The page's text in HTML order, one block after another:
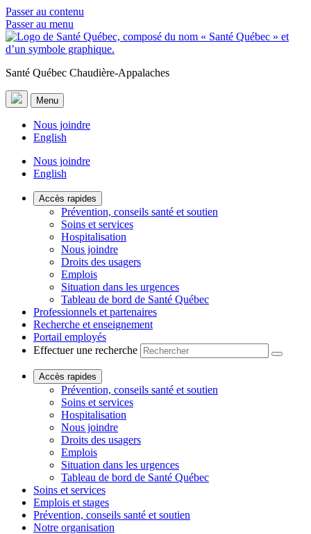
Passer au contenu
Passer au menu
Santé Québec Chaudière-Appalaches
Menu
Nous joindre
English
Nous joindre
English
Accès rapides
Prévention, conseils santé et soutien
Soins et services
Hospitalisation
Nous joindre
Droits des usagers
Emplois
Situation dans les urgences
Tableau de bord de Santé Québec
Professionnels et partenaires
Recherche et enseignement
Portail employés
Effectuer une recherche
Accès rapides
Prévention, conseils santé et soutien
Soins et services
Hospitalisation
Nous joindre
Droits des usagers
Emplois
Situation dans les urgences
Tableau de bord de Santé Québec
Soins et services
Emplois et stages
Prévention, conseils santé et soutien
Notre organisation